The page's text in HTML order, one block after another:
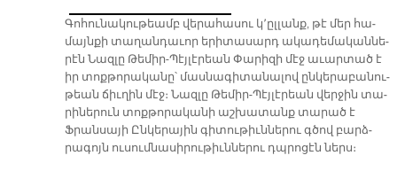
Գո­հու­նա­կու­թեամբ վե­րա­հա­սու կ՚ըլ­լանք, թէ մեր հա­
մայն­քի տա­ղան­դա­ւոր ե­րի­տա­սարդ ա­կա­դե­մա­կան­նե­
րէն Նազ­լը Թե­միր-Պէյ­լէ­րեան Փա­րի­զի մէջ ա­ւար­տած է
իր տոք­թո­րա­կա­նը՝ մաս­նա­գի­տա­նա­լով ըն­կե­րա­բա­նու­
թեան ճիւ­ղին մէջ։ Նազ­լը Թե­միր-Պէյ­լէ­րեան վեր­ջին տա­
րի­նե­րուն տոք­թո­րա­կա­նի աշ­խա­տանք տա­րած է
Ֆրան­սա­յի Ըն­կե­րա­յին գի­տու­թիւն­նե­րու գծով բարձ­
րա­գոյն ու­սում­նա­սի­րու­թիւն­նե­րու դպրո­ցէն ներս։